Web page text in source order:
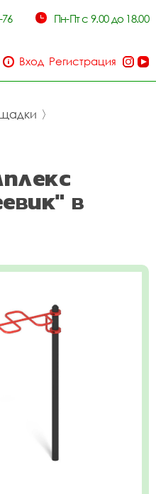
Пн-Пт с 9.00 до 18.00
Вход Регистрация
〉
в